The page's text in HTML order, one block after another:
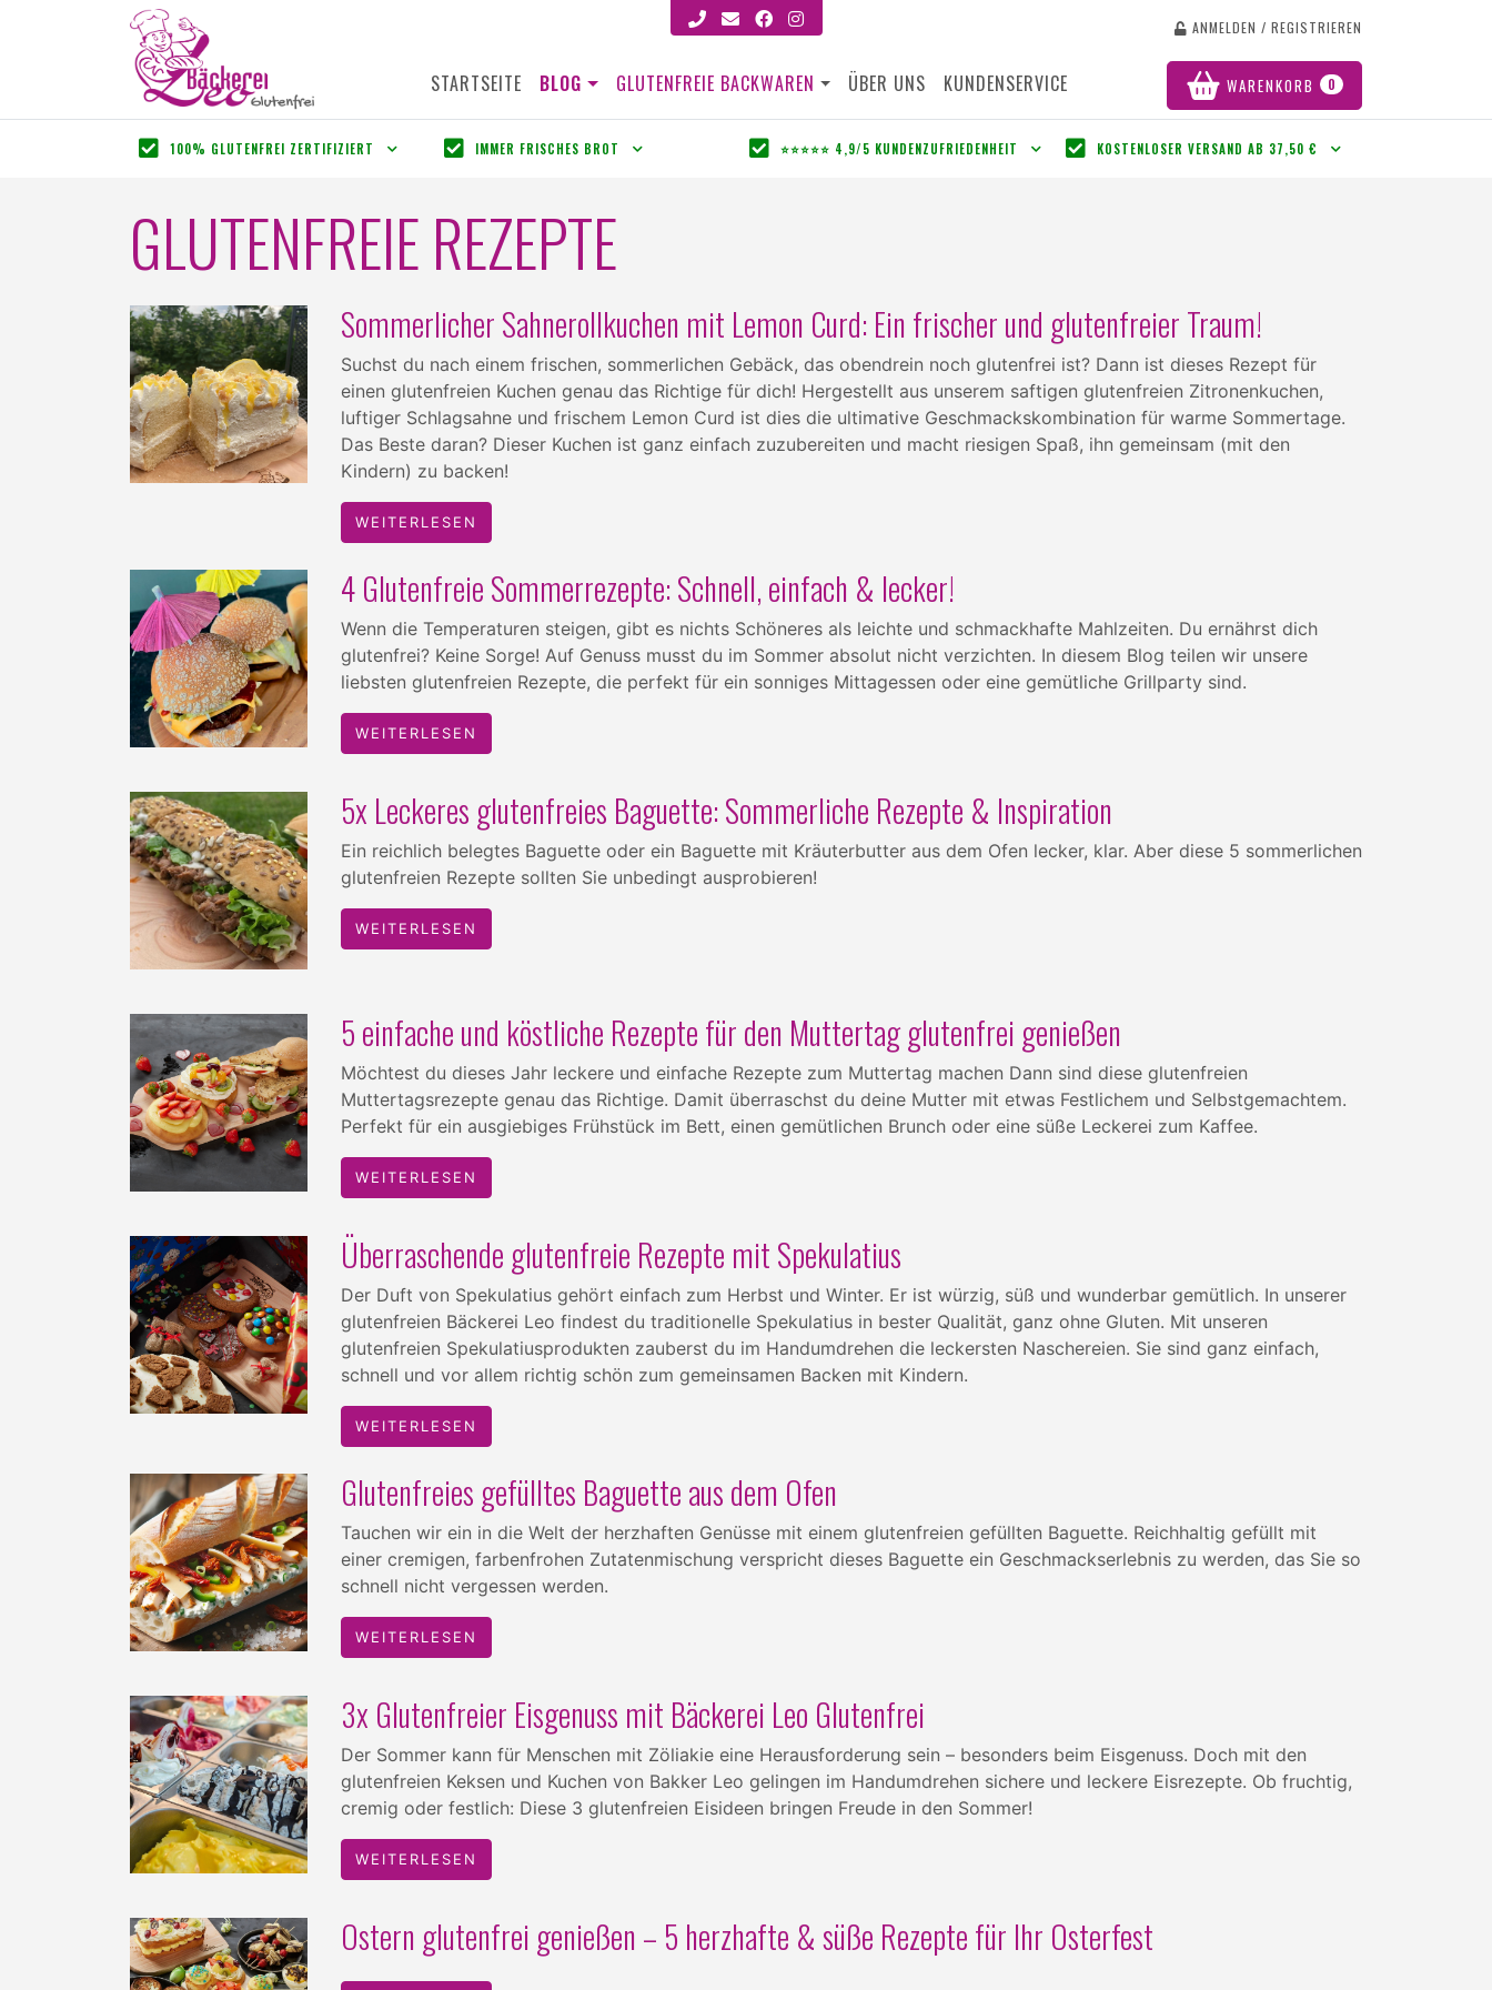
STARTSEITE BLOG GLUTENFREIE BACKWAREN ÜBER UNS KUNDENSERVICE
ANMELDEN / REGISTRIEREN
WARENKORB 0
100% GLUTENFREI ZERTIFIZIERT IMMER FRISCHES BROT ⭐⭐⭐⭐⭐ 4,9/5 KUNDENZUFRIEDENHEIT KOSTENLOSER VERSAND AB 37,50 €
GLUTENFREIE REZEPTE
Sommerlicher Sahnerollkuchen mit Lemon Curd: Ein frischer und glutenfreier Traum!
Suchst du nach einem frischen, sommerlichen Gebäck, das obendrein noch glutenfrei ist? Dann ist dieses Rezept für
einen glutenfreien Kuchen genau das Richtige für dich! Hergestellt aus unserem saftigen glutenfreien Zitronenkuchen,
luftiger Schlagsahne und frischem Lemon Curd ist dies die ultimative Geschmackskombination für warme Sommertage.
Das Beste daran? Dieser Kuchen ist ganz einfach zuzubereiten und macht riesigen Spaß, ihn gemeinsam (mit den
Kindern) zu backen!
WEITERLESEN
4 Glutenfreie Sommerrezepte: Schnell, einfach & lecker!
Wenn die Temperaturen steigen, gibt es nichts Schöneres als leichte und schmackhafte Mahlzeiten. Du ernährst dich
glutenfrei? Keine Sorge! Auf Genuss musst du im Sommer absolut nicht verzichten. In diesem Blog teilen wir unsere
liebsten glutenfreien Rezepte, die perfekt für ein sonniges Mittagessen oder eine gemütliche Grillparty sind.
WEITERLESEN
5x Leckeres glutenfreies Baguette: Sommerliche Rezepte & Inspiration
Ein reichlich belegtes Baguette oder ein Baguette mit Kräuterbutter aus dem Ofen lecker, klar. Aber diese 5 sommerlichen
glutenfreien Rezepte sollten Sie unbedingt ausprobieren!
WEITERLESEN
5 einfache und köstliche Rezepte für den Muttertag glutenfrei genießen
Möchtest du dieses Jahr leckere und einfache Rezepte zum Muttertag machen Dann sind diese glutenfreien
Muttertagsrezepte genau das Richtige. Damit überraschst du deine Mutter mit etwas Festlichem und Selbstgemachtem.
Perfekt für ein ausgiebiges Frühstück im Bett, einen gemütlichen Brunch oder eine süße Leckerei zum Kaffee.
WEITERLESEN
Überraschende glutenfreie Rezepte mit Spekulatius
Der Duft von Spekulatius gehört einfach zum Herbst und Winter. Er ist würzig, süß und wunderbar gemütlich. In unserer
glutenfreien Bäckerei Leo findest du traditionelle Spekulatius in bester Qualität, ganz ohne Gluten. Mit unseren
glutenfreien Spekulatiusprodukten zauberst du im Handumdrehen die leckersten Naschereien. Sie sind ganz einfach,
schnell und vor allem richtig schön zum gemeinsamen Backen mit Kindern.
WEITERLESEN
Glutenfreies gefülltes Baguette aus dem Ofen
Tauchen wir ein in die Welt der herzhaften Genüsse mit einem glutenfreien gefüllten Baguette. Reichhaltig gefüllt mit
einer cremigen, farbenfrohen Zutatenmischung verspricht dieses Baguette ein Geschmackserlebnis zu werden, das Sie so
schnell nicht vergessen werden.
WEITERLESEN
3x Glutenfreier Eisgenuss mit Bäckerei Leo Glutenfrei
Der Sommer kann für Menschen mit Zöliakie eine Herausforderung sein – besonders beim Eisgenuss. Doch mit den
glutenfreien Keksen und Kuchen von Bakker Leo gelingen im Handumdrehen sichere und leckere Eisrezepte. Ob fruchtig,
cremig oder festlich: Diese 3 glutenfreien Eisideen bringen Freude in den Sommer!
WEITERLESEN
Ostern glutenfrei genießen – 5 herzhafte & süße Rezepte für Ihr Osterfest